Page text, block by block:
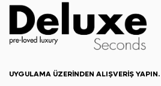
UYGULAMA ÜZERINDEN ALIŞVERIŞ YAPIN.